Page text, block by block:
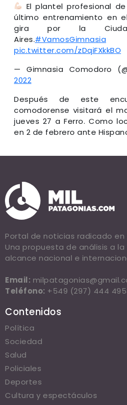
El plantel profesional
último entrenamiento en
gira por la
Aires.#VamosGimnasia
pic.twitter.com/zDqiFXkkBO
— Gimnasia Comodoro
2022
Después de este
comodorense visitará el
jueves 27 a Ferro. Como
en 2 de febrero ante
Portal de noticias radicado en
Una propuesta de análisis a
alcance nacional e
Email:
Teléfono: +549 (297) 444
Contenidos
Política
Sociedad
Salud
Policiales
Deportes
Cultura y espectáculos